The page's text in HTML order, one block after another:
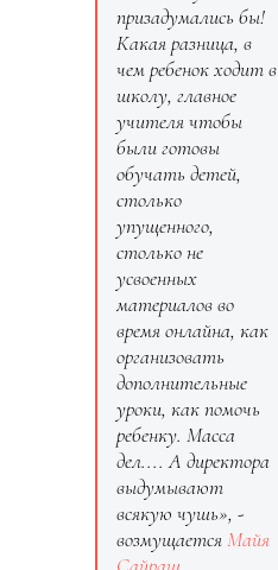
призадумались бы!
Какая разница, в
чем ребенок ходит в
школу, главное
учителя чтобы
были готовы
обучать детей,
столько
упущенного,
столько не
усвоенных
материалов во
время онлайна, как
организовать
дополнительные
уроки, как помочь
ребенку. Масса
дел.... А директора
выдумывают
всякую чушь», -
возмущаетсяМайя